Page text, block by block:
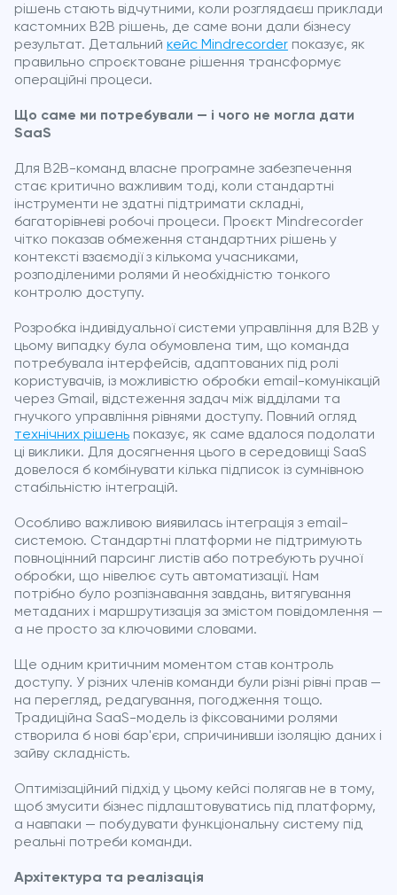
рішень стають відчутними, коли розглядаєш приклади
кастомних B2B рішень, де саме вони дали бізнесу
результат. Детальний кейс Mindrecorder показує, як
правильно спроєктоване рішення трансформує
операційні процеси.
Що саме ми потребували — і чого не могла дати
SaaS
Для B2B-команд власне програмне забезпечення
стає критично важливим тоді, коли стандартні
інструменти не здатні підтримати складні,
багаторівневі робочі процеси. Проєкт Mindrecorder
чітко показав обмеження стандартних рішень у
контексті взаємодії з кількома учасниками,
розподіленими ролями й необхідністю тонкого
контролю доступу.
Розробка індивідуальної системи управління для B2B у
цьому випадку була обумовлена тим, що команда
потребувала інтерфейсів, адаптованих під ролі
користувачів, із можливістю обробки email-комунікацій
через Gmail, відстеження задач між відділами та
гнучкого управління рівнями доступу. Повний огляд
технічних рішень показує, як саме вдалося подолати
ці виклики. Для досягнення цього в середовищі SaaS
довелося б комбінувати кілька підписок із сумнівною
стабільністю інтеграцій.
Особливо важливою виявилась інтеграція з email-
системою. Стандартні платформи не підтримують
повноцінний парсинг листів або потребують ручної
обробки, що нівелює суть автоматизації. Нам
потрібно було розпізнавання завдань, витягування
метаданих і маршрутизація за змістом повідомлення —
а не просто за ключовими словами.
Ще одним критичним моментом став контроль
доступу. У різних членів команди були різні рівні прав —
на перегляд, редагування, погодження тощо.
Традиційна SaaS-модель із фіксованими ролями
створила б нові бар'єри, спричинивши ізоляцію даних і
зайву складність.
Оптимізаційний підхід у цьому кейсі полягав не в тому,
щоб змусити бізнес підлаштовуватись під платформу,
а навпаки — побудувати функціональну систему під
реальні потреби команди.
Архітектура та реалізація